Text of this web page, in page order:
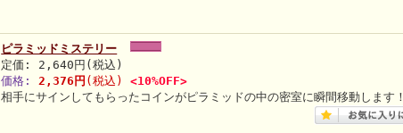
ピラミッドミステリー
定価: 2,640円(税込)
価格:2,376円 (税込)
<10%OFF>
相手にサインしてもらったコインがピラミッドの中の密室に瞬間移動します！